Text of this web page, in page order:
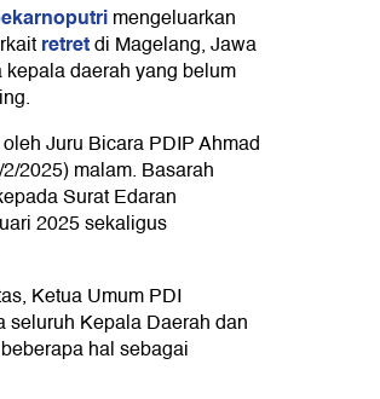
mengeluarkan
retretdi Magelang, Jawa
daerah yang belum
Juru Bicara PDIP Ahmad
2025) malam. Basarah
Surat Edaran
2025 sekaligus
Ketua Umum PDI
seluruh Kepala Daerah dan
hal sebagai